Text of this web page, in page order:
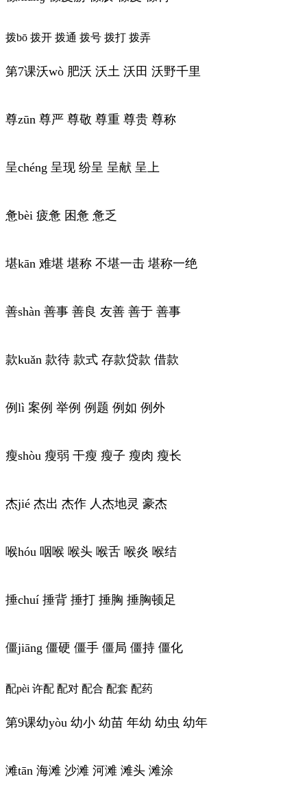
拨bō 拨开 拨通 拨号 拨打 拨弄
第7课沃wò 肥沃 沃土 沃田 沃野千里
尊zūn 尊严 尊敬 尊重 尊贵 尊称
呈chéng 呈现 纷呈 呈献 呈上
惫bèi 疲惫 困惫 惫乏
堪kān 难堪 堪称 不堪一击 堪称一绝
善shàn 善事 善良 友善 善于 善事
款kuǎn 款待 款式 存款贷款 借款
例lì 案例 举例 例题 例如 例外
瘦shòu 瘦弱 干瘦 瘦子 瘦肉 瘦长
杰jié 杰出 杰作 人杰地灵 豪杰
喉hóu 咽喉 喉头 喉舌 喉炎 喉结
捶chuí 捶背 捶打 捶胸 捶胸顿足
僵jiāng 僵硬 僵手 僵局 僵持 僵化
配pèi 许配 配对 配合 配套 配药
第9课幼yòu 幼小 幼苗 年幼 幼虫 幼年
滩tān 海滩 沙滩 河滩 滩头 滩涂